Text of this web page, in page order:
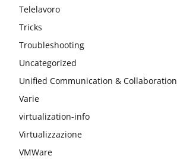
Telelavoro
Tricks
Troubleshooting
Uncategorized
Unified Communication & Collaboration
Varie
virtualization-info
Virtualizzazione
VMWare